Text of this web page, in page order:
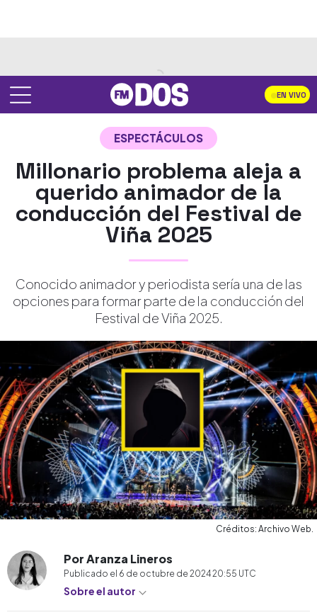
EN VIVO
ESPECTÁCULOS
Millonario problema aleja a
querido animador de la
conducción del Festival de
Viña 2025
Conocido animador y periodista sería una de las
opciones para formar parte de la conducción del
Festival de Viña 2025.
Créditos: Archivo Web.
Por Aranza Lineros
Publicado el 6 de octubre de 2024 20:55 UTC
Sobre el autor